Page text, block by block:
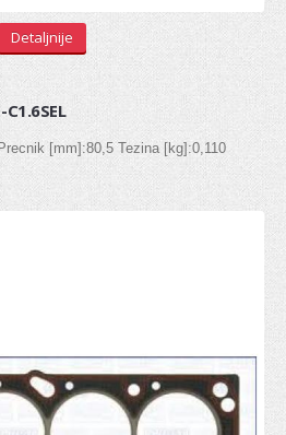
zglob)
Detaljnije
C1.6SEL
[mm]:80,5 Tezina [kg]:0,110